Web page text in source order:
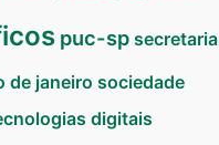
puc-sp secretaria
de janeiro sociedade
digitais